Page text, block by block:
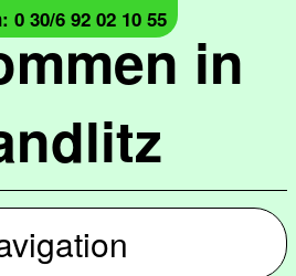
in
30/6 92 02 10 55